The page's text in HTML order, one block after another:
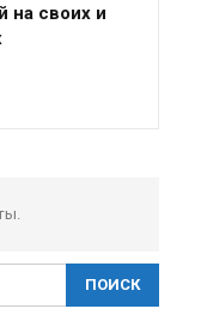
на своих и